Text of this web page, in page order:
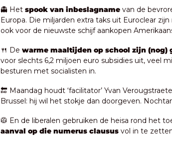
👻 Het spook van inbeslagname van de
Europa. Die miljarden extra taks uit Euroclear
ook voor de nieuwste schijf aankopen
🍴 De warme maaltijden op school zijn (nog)
voor slechts 6,2 miljoen euro subsidies uit, veel
besturen met socialisten in.
🔚 Maandag houdt ‘facilitator’ Yvan
Brussel: hij wil het stokje dan doorgeven.
🥼
aanval op die numerus clausus vol in te